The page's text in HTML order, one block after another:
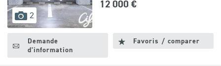
2 images
disponibles
12 000 €
Demande
d'information
Favoris / comparer